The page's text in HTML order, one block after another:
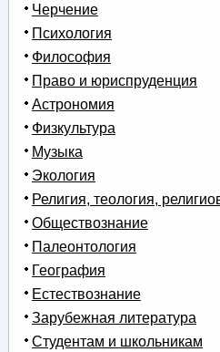
Черчение
Психология
Философия
Право и юриспруденция
Астрономия
Физкультура
Музыка
Экология
Религия, теология,
Обществознание
Палеонтология
География
Естествознание
Зарубежная литература
Студентам и школьникам